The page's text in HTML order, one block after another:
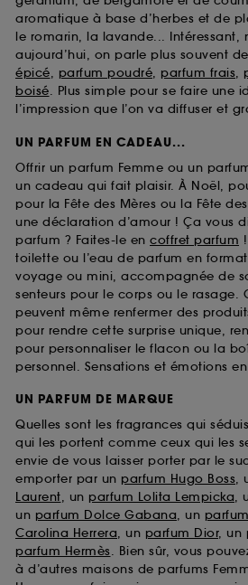
aromatique à base d’herbes et de
le romarin, la lavande... Intéressant,
aujourd’hui, on parle plus souvent de
épicé, parfum poudré, parfum frais,
boisé. Plus simple pour se faire une
l’impression que l’on va diffuser et
UN PARFUM EN CADEAU...
Offrir un parfum Femme ou un
un cadeau qui fait plaisir. À Noël,
pour la Fête des Mères ou la Fête
une déclaration d’amour ! Ça vous
parfum ? Faites-le en coffret parfum
toilette ou l’eau de parfum en
voyage ou mini, accompagnée de
senteurs pour le corps ou le rasage.
peuvent même renfermer des
pour rendre cette surprise unique,
pour personnaliser le flacon ou la
personnel. Sensations et émotions
UN PARFUM DE MARQUE
Quelles sont les fragrances qui
qui les portent comme ceux qui les
envie de vous laisser porter par le
emporter par un parfum Hugo Boss,
Laurent, un parfum Lolita Lempicka,
un parfum Dolce Gabana, un
Carolina Herrera, un parfum Dior, un
parfum Hermès. Bien sûr, vous
à d’autres maisons de parfums